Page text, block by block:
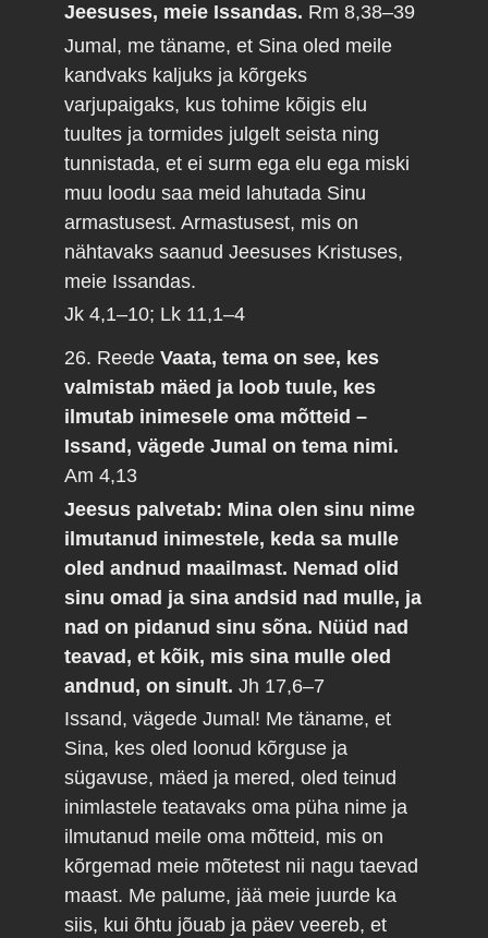
Jeesuses, meie Issandas. Rm 8,38–39
Jumal, me täname, et Sina oled meile
kandvaks kaljuks ja kõrgeks
varjupaigaks, kus tohime kõigis elu
tuultes ja tormides julgelt seista ning
tunnistada, et ei surm ega elu ega miski
muu loodu saa meid lahutada Sinu
armastusest. Armastusest, mis on
nähtavaks saanud Jeesuses Kristuses,
meie Issandas.
Jk 4,1–10; Lk 11,1–4
26. ReedeVaata, tema on see, kes
valmistab mäed ja loob tuule, kes
ilmutab inimesele oma mõtteid –
Issand, vägede Jumal on tema nimi.
Am 4,13
Jeesus palvetab: Mina olen sinu nime
ilmutanud inimestele, keda sa mulle
oled andnud maailmast. Nemad olid
sinu omad ja sina andsid nad mulle, ja
nad on pidanud sinu sõna. Nüüd nad
teavad, et kõik, mis sina mulle oled
andnud, on sinult.Jh 17,6–7
Issand, vägede Jumal! Me täname, et
Sina, kes oled loonud kõrguse ja
sügavuse, mäed ja mered, oled teinud
inimlastele teatavaks oma püha nime ja
ilmutanud meile oma mõtteid, mis on
kõrgemad meie mõtetest nii nagu taevad
maast. Me palume, jää meie juurde ka
siis, kui õhtu jõuab ja päev veereb, et